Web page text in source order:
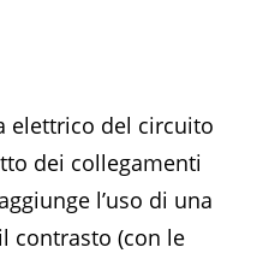
elettrico del circuito
dei collegamenti
l’uso di una
contrasto (con le